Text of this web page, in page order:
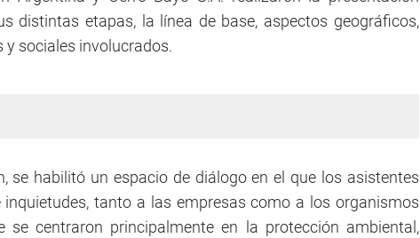
distintas etapas, la línea de base, aspectos geográficos,
y sociales involucrados.
se habilitó un espacio de diálogo en el que los asistentes
tanto a las empresas como a los organismos
se centraron principalmente en la protección ambiental,